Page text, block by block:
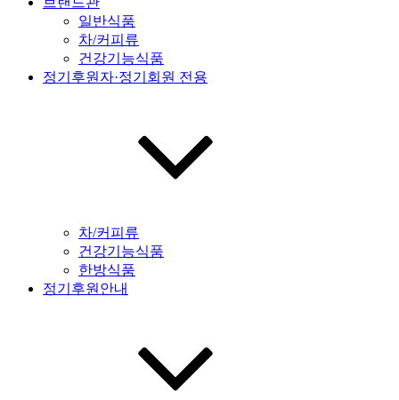
일반식품
차/커피류
건강기능식품
정기후원자·정기회원 전용
차/커피류
건강기능식품
한방식품
정기후원안내